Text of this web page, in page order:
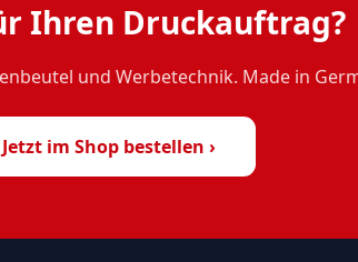
Ihren Druckauftrag?
und Werbetechnik. Made in
Jetzt im Shop bestellen ›